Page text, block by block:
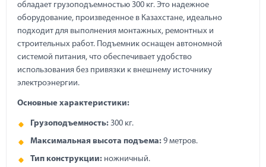
обладает грузоподъемностью 300 кг. Это надежное
оборудование, произведенное в Казахстане, идеально
подходит для выполнения монтажных, ремонтных и
строительных работ. Подъемник оснащен автономной
системой питания, что обеспечивает удобство
использования без привязки к внешнему источнику
электроэнергии.
Основные характеристики:
Грузоподъемность: 300 кг.
Максимальная высота подъема: 9 метров.
Тип конструкции: ножничный.